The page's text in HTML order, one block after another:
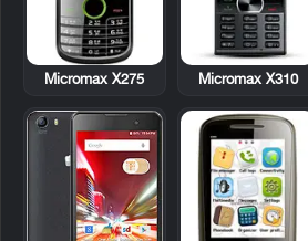
Micromax X310
Micromax X275